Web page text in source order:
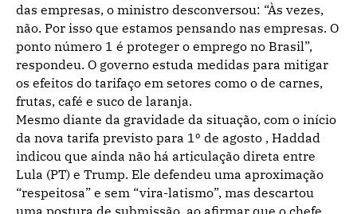
das empresas, o ministro desconversou: “Às vezes,
não. Por isso que estamos pensando nas empresas. O
ponto número 1 é proteger o emprego no Brasil”,
respondeu. O governo estuda medidas para mitigar
os efeitos do tarifaço em setores como o de carnes,
frutas, café e suco de laranja.
Mesmo diante da gravidade da situação, com o início
da nova tarifa previsto para 1º de agosto , Haddad
indicou que ainda não há articulação direta entre
Lula (PT) e Trump. Ele defendeu uma aproximação
“respeitosa” e sem “vira-latismo”, mas descartou
uma postura de submissão, ao afirmar que o chefe